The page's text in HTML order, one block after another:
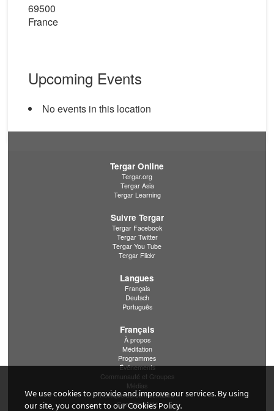
69500
France
Upcoming Events
No events in this location
Tergar Online
Tergar.org
Tergar Asia
Tergar Learning
Suivre Tergar
Tergar Facebook
Tergar Twitter
Tergar You Tube
Tergar Flickr
Langues
Français
Deutsch
Português
Français
À propos
Méditation
Programmes
Événements
Communauté et Groupes
Médias
Politique de confidentialité
Confidentialité
We use cookies to provide and improve our services. By using
our site, you consent to our Cookies Policy.